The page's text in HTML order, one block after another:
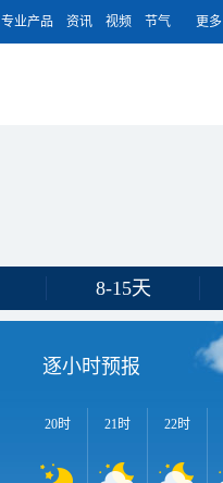
专业产品 资讯 视频 节气 更多
8-15天
逐小时预报
20时 21时 22时